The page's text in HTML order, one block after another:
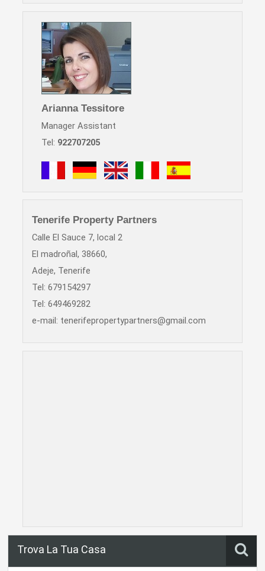
Arianna Tessitore
Manager Assistant
Tel: 922707205
Tenerife Property Partners
Calle El Sauce 7, local 2
El madroñal, 38660,
Adeje, Tenerife
Tel: 679154297
Tel: 649469282
e-mail: tenerifepropertypartners@gmail.com
Trova La Tua Casa